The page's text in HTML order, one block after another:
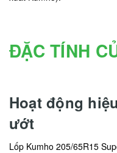
ĐẶC TÍNH
Hoạt động
ướt
Lốp Kumho 205/65R15